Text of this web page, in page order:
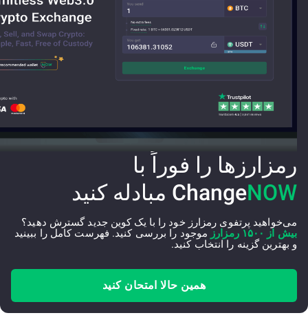
رمزارزها را فوراً با
ChangeNOW مبادله کنید
می‌خواهید پرتفوی رمزارز خود را با یک کوین جدید گسترش دهید؟
بیش از ۱۵۰۰ رمزارز
موجود را بررسی کنید. فهرست کامل را ببینید
و بهترین گزینه را انتخاب کنید.
همین حالا امتحان کنید